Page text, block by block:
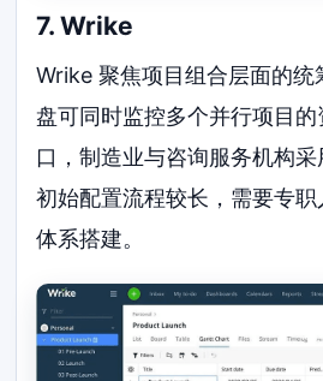
7. Wrike
Wrike 聚焦项目组合层面的统
盘可同时监控多个并行项目
口，制造业与咨询服务机构
初始配置流程较长，需要专
体系搭建。